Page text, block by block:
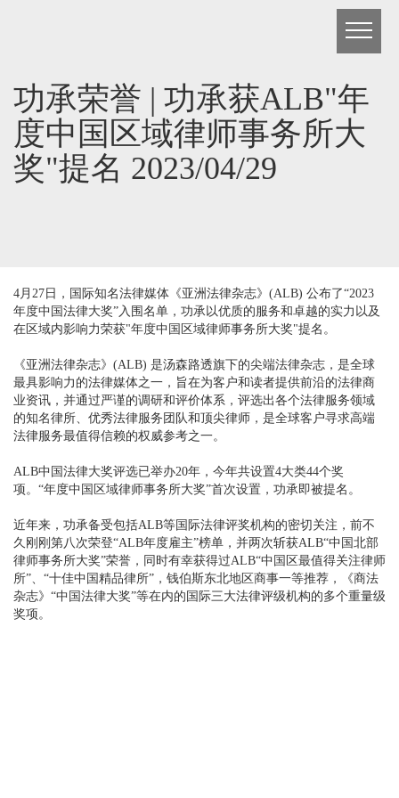
功承荣誉 | 功承获ALB"年
度中国区域律师事务所大
奖"提名 2023/04/29
4月27日，国际知名法律媒体《亚洲法律杂志》(ALB) 公布了“2023
年度中国法律大奖”入围名单，功承以优质的服务和卓越的实力以及
在区域内影响力荣获"年度中国区域律师事务所大奖"提名。
《亚洲法律杂志》(ALB) 是汤森路透旗下的尖端法律杂志，是全球
最具影响力的法律媒体之一，旨在为客户和读者提供前沿的法律商
业资讯，并通过严谨的调研和评价体系，评选出各个法律服务领域
的知名律所、优秀法律服务团队和顶尖律师，是全球客户寻求高端
法律服务最值得信赖的权威参考之一。
ALB中国法律大奖评选已举办20年，今年共设置4大类44个奖
项。“年度中国区域律师事务所大奖”首次设置，功承即被提名。
近年来，功承备受包括ALB等国际法律评奖机构的密切关注，前不
久刚刚第八次荣登“ALB年度雇主”榜单，并两次斩获ALB“中国北部
律师事务所大奖”荣誉，同时有幸获得过ALB“中国区最值得关注律师
所”、“十佳中国精品律所”，钱伯斯东北地区商事一等推荐，《商法
杂志》“中国法律大奖”等在内的国际三大法律评级机构的多个重量级
奖项。